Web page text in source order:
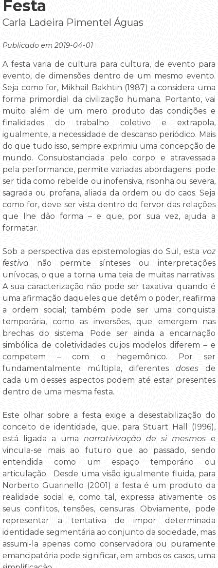
Festa
Carla Ladeira Pimentel Águas
Publicado em 2019-04-01
A festa varia de cultura para cultura, de evento para
evento, de dimensões dentro de um mesmo evento.
Seja como for, Mikhail Bakhtin (1987) a considera uma
forma primordial da civilização humana. Portanto, vai
muito além de um mero produto das condições e
finalidades do trabalho coletivo e extrapola,
igualmente, a necessidade de descanso periódico. Mais
do que tudo isso, sempre exprimiu uma concepção de
mundo. Consubstanciada pelo corpo e atravessada
pela performance, permite variadas abordagens: pode
ser tida como rebelde ou inofensiva, risonha ou severa,
sagrada ou profana, aliada da ordem ou do caos. Seja
como for, deve ser vista dentro do fervor das relações
que lhe dão forma – e que, por sua vez, ajuda a
formatar.
Sob a perspectiva das epistemologias do Sul, esta voz
festiva não permite sínteses ou interpretações
unívocas, o que a torna uma teia de muitas narrativas.
A sua caracterização não pode ser taxativa: quando é
uma afirmação daqueles que detêm o poder, reafirma
a ordem social; também pode ser uma conquista
temporária, como as inversões, que emergem nas
brechas do sistema. Pode ser ainda a encarnação
simbólica de coletividades cujos modelos diferem – e
competem – com o hegemônico. Por ser
fundamentalmente múltipla, diferentes doses de
cada um desses aspectos podem até estar presentes
dentro de uma mesma festa.
Este olhar sobre a festa exige a desestabilização do
conceito de identidade, que, para Stuart Hall (1996),
está ligada a uma narrativização de si mesmos e
vincula-se mais ao futuro que ao passado, sendo
entendida como um espaço temporário ou
articulação. Desde uma visão igualmente fluida, para
Norberto Guarinello (2001) a festa é um produto da
realidade social e, como tal, expressa ativamente os
seus conflitos, tensões, censuras. Obviamente, pode
representar a tentativa de impor determinada
identidade segmentária ao conjunto da sociedade, mas
assumi-la apenas como conservadora ou puramente
emancipatória pode significar, em ambos os casos, uma